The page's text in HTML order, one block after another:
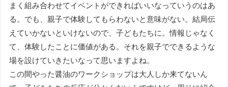
まく組み合わせてイベントができればいいなっていうのはあ
る。でも、親子で体験してもらわないと意味がない。結局伝
えていかないといけないので、子どもたちに。情報じゃなく
て、体験したことに価値がある。それを親子でできるような
場を設けていきたいなって思いますよね。
この間やった醤油のワークショップは大人しか来てないん